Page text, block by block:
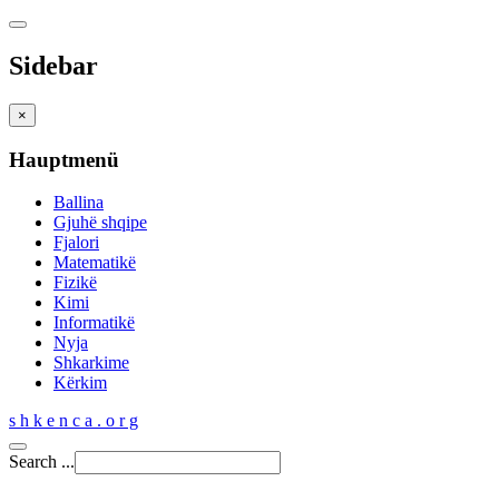
Sidebar
×
Hauptmenü
Ballina
Gjuhë shqipe
Fjalori
Matematikë
Fizikë
Kimi
Informatikë
Nyja
Shkarkime
Kërkim
s h k e n c a . o r g
Search ...